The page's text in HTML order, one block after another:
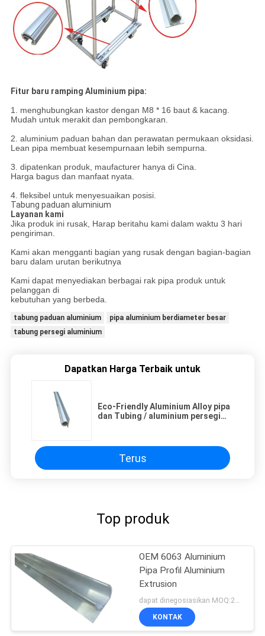
Fitur baru ramping Aluminium pipa:
1. menghubungkan kastor dengan M8 * 16 baut & kacang.
Mudah untuk merakit dan pembongkaran.
2. aluminium paduan bahan dan perawatan permukaan oksidasi.
Lean pipa membuat kesempurnaan lebih sempurna.
3. dipatenkan produk, maufacturer hanya di Cina.
Harga bagus dan manfaat nyata.
4. fleksibel untuk menyesuaikan posisi.
Tabung paduan aluminium
Layanan kami
Jika produk ini rusak, Harap beritahu kami dalam waktu 3 hari
pengiriman.
Kami akan mengganti bagian yang rusak dengan bagian-bagian
baru dalam urutan berikutnya
Kami dapat menyediakan berbagai rak pipa produk untuk
pelanggan di
kebutuhan yang berbeda.
tabung paduan aluminium
pipa aluminium berdiameter besar
tabung persegi aluminium
Dapatkan Harga Terbaik untuk
Eco-Friendly Aluminium Alloy pipa
dan Tubing / aluminium persegi
Terus
Top produk
OEM 6063 Aluminium
Pipa Profil Aluminium
Extrusion
dapat dinegosiasikan MOQ:200 meter
KONTAK